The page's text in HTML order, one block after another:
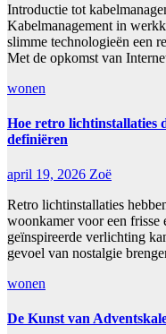
Introductie tot
Kabelmanagement in
slimme technologieën een
Met de opkomst van
wonen
Hoe retro lichtinstallaties
definiëren
april 19, 2026 Zoë
Retro lichtinstallaties
woonkamer voor een frisse
geïnspireerde verlichting
gevoel van nostalgie
wonen
De Kunst van